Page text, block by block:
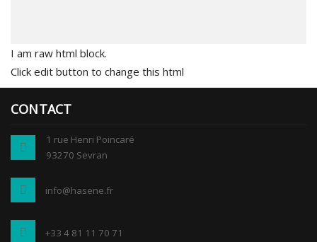
I am raw html block.
Click edit button to change this html
CONTACT
1 rue Henri Poincaré
93270 Sevran
info@hasene.fr
+33 4 81 11 70 71